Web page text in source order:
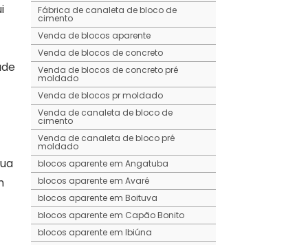
Fábrica de canaleta de bloco de
cimento
Venda de blocos aparente
Venda de blocos de concreto
Venda de blocos de concreto pré
moldado
Venda de blocos pr moldado
Venda de canaleta de bloco de
cimento
Venda de canaleta de bloco pré
moldado
blocos aparente em Angatuba
blocos aparente em Avaré
blocos aparente em Boituva
blocos aparente em Capão Bonito
blocos aparente em Ibiúna